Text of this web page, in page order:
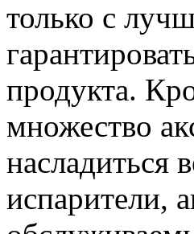
только с
продукта.
множество
насладиться
испарители,